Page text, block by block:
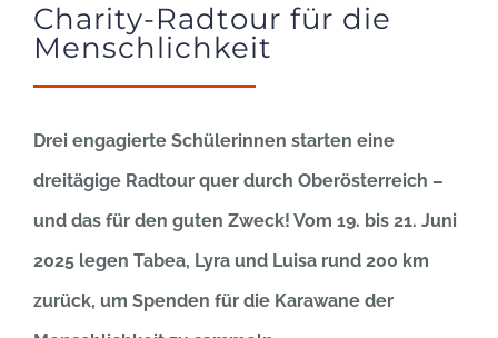
Charity-Radtour für die
Menschlichkeit
Drei engagierte Schülerinnen starten eine
dreitägige Radtour quer durch Oberösterreich –
und das für den guten Zweck! Vom 19. bis 21. Juni
2025 legen Tabea, Lyra und Luisa rund 200 km
zurück, um Spenden für die Karawane der